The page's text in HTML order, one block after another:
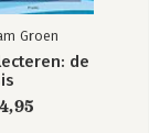
Groen
de